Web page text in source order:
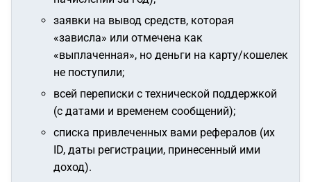
заявки на вывод средств, которая
«зависла» или отмечена как
«выплаченная», но деньги на карту/кошелек
не поступили;
всей переписки с технической поддержкой
(с датами и временем сообщений);
списка привлеченных вами рефералов (их
ID, даты регистрации, принесенный ими
доход).